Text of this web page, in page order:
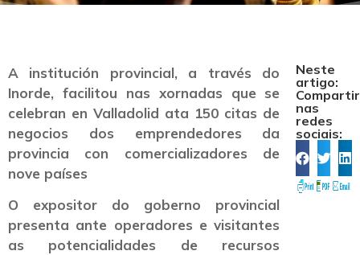
A institución provincial, a través do
Inorde, facilitou nas xornadas que se
celebran en Valladolid ata 150 citas de
negocios dos emprendedores da
provincia con comercializadores de
nove países
O expositor do goberno provincial
presenta ante operadores e visitantes
as potencialidades de recursos
Neste
artigo:
Compartir
nas
redes
sociais: